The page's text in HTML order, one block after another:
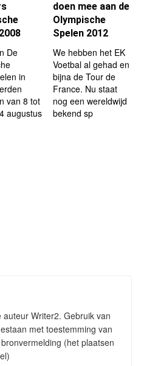
De
in
van 8 tot
augustus
doen mee aan de
Olympische
Spelen 2012
We hebben het EK
Voetbal al gehad en
bijna de Tour de
France. Nu staat
nog een wereldwijd
bekend sp
Writer2. Gebruik van
met toestemming van
(het plaatsen